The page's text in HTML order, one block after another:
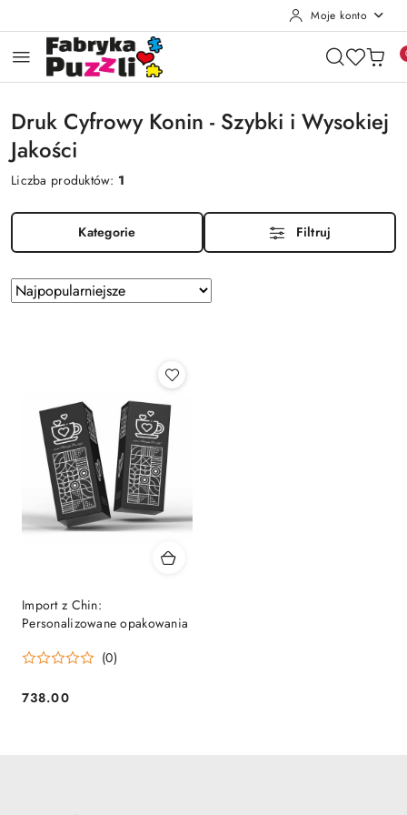
Moje konto
Druk Cyfrowy Konin - Szybki i Wysokiej
Jakości
Liczba produktów: 1
Kategorie Filtruj
Zastosowano
sortowanie:
Sortuj
według
Import z Chin:
Personalizowane opakowania
(0)
Cena:
738.00